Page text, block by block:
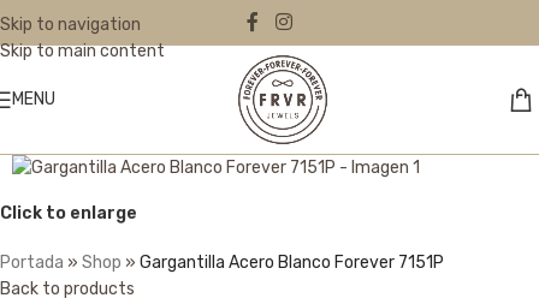
Skip to navigation
Skip to main content
MENU
Click to enlarge
Portada » Shop » Gargantilla Acero Blanco Forever 7151P
Back to products